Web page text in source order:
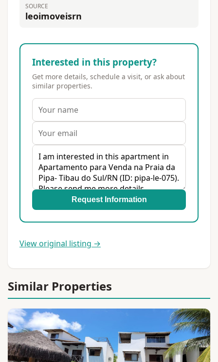
SOURCE
leoimoveisrn
Interested in this property?
Get more details, schedule a visit, or ask about
similar properties.
Request Information
View original listing →
Similar Properties